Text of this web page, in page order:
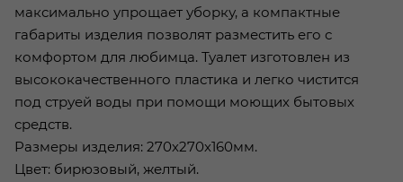
максимально упрощает уборку, а компактные
габариты изделия позволят разместить его с
комфортом для любимца. Туалет изготовлен из
высококачественного пластика и легко чистится
под струей воды при помощи моющих бытовых
средств.
Размеры изделия: 270х270х160мм.
Цвет: бирюзовый, желтый.